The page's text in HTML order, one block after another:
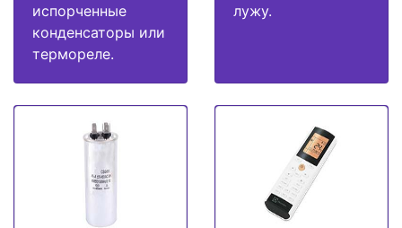
испорченные
конденсаторы или
термореле.
лужу.